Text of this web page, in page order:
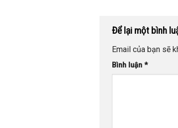
Để lại một bình
Email của bạn sẽ
Bình luận *